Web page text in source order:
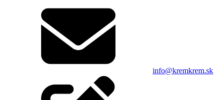
info@kremkrem.sk